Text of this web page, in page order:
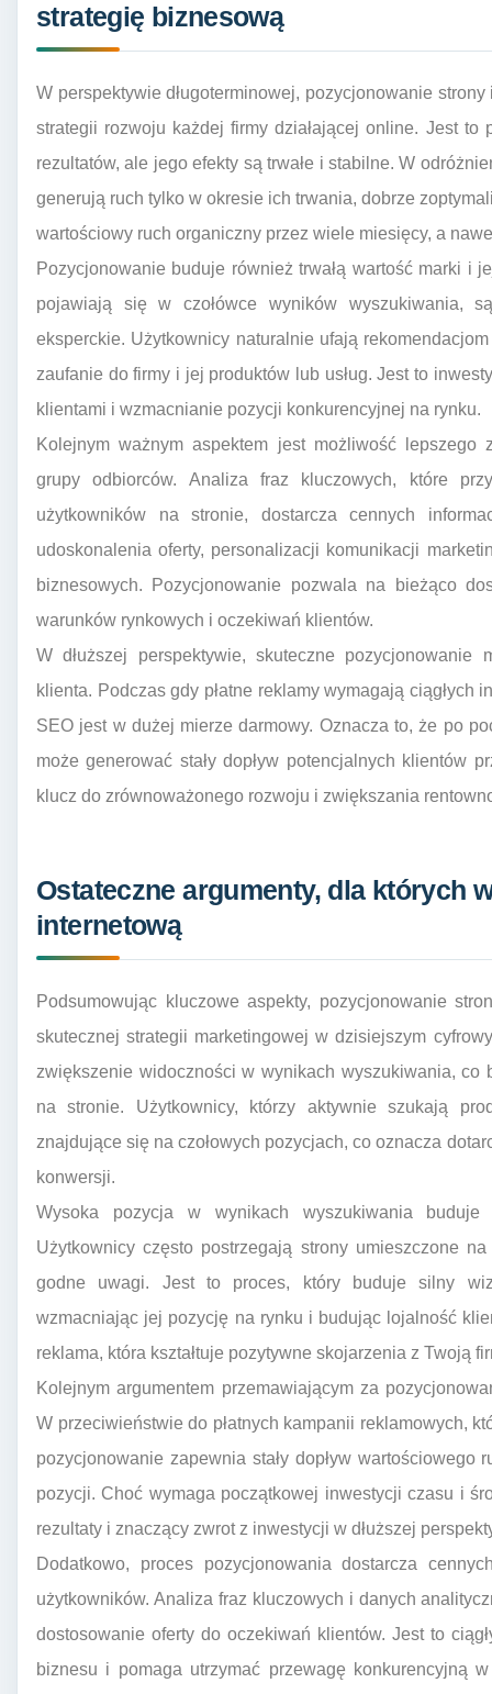
strategię biznesową
W perspektywie długoterminowej, pozycjonowanie
strategii rozwoju każdej firmy działającej online. Jest to
rezultatów, ale jego efekty są trwałe i stabilne. W
generują ruch tylko w okresie ich trwania, dobrze
wartościowy ruch organiczny przez wiele miesięcy, a
Pozycjonowanie buduje również trwałą wartość marki i
pojawiają się w czołówce wyników wyszukiwania,
eksperckie. Użytkownicy naturalnie ufają
zaufanie do firmy i jej produktów lub usług. Jest to
klientami i wzmacnianie pozycji konkurencyjnej na rynku.
Kolejnym ważnym aspektem jest możliwość lepszego
grupy odbiorców. Analiza fraz kluczowych, które
użytkowników na stronie, dostarcza cennych
udoskonalenia oferty, personalizacji komunikacji
biznesowych. Pozycjonowanie pozwala na bieżąco
warunków rynkowych i oczekiwań klientów.
W dłuższej perspektywie, skuteczne pozycjonowanie
klienta. Podczas gdy płatne reklamy wymagają ciągłych
SEO jest w dużej mierze darmowy. Oznacza to, że po
może generować stały dopływ potencjalnych klientów
klucz do zrównoważonego rozwoju i zwiększania
Ostateczne argumenty, dla których
internetową
Podsumowując kluczowe aspekty, pozycjonowanie
skutecznej strategii marketingowej w dzisiejszym
zwiększenie widoczności w wynikach wyszukiwania, co
na stronie. Użytkownicy, którzy aktywnie szukają
znajdujące się na czołowych pozycjach, co oznacza
konwersji.
Wysoka pozycja w wynikach wyszukiwania
Użytkownicy często postrzegają strony umieszczone
godne uwagi. Jest to proces, który buduje silny
wzmacniając jej pozycję na rynku i budując lojalność
reklama, która kształtuje pozytywne skojarzenia z Twoją
Kolejnym argumentem przemawiającym za
W przeciwieństwie do płatnych kampanii reklamowych,
pozycjonowanie zapewnia stały dopływ
pozycji. Choć wymaga początkowej inwestycji czasu i
rezultaty i znaczący zwrot z inwestycji w dłuższej
Dodatkowo, proces pozycjonowania dostarcza
użytkowników. Analiza fraz kluczowych i danych
dostosowanie oferty do oczekiwań klientów. Jest to
biznesu i pomaga utrzymać przewagę konkurencyjną